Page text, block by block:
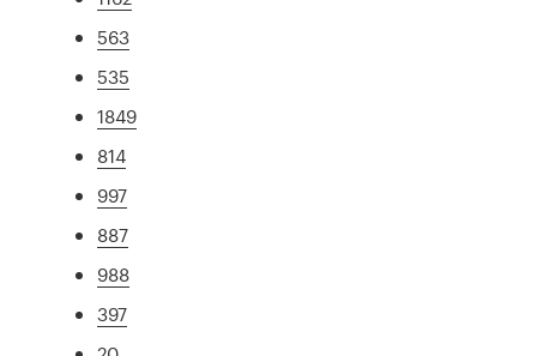
563
535
1849
814
997
887
988
397